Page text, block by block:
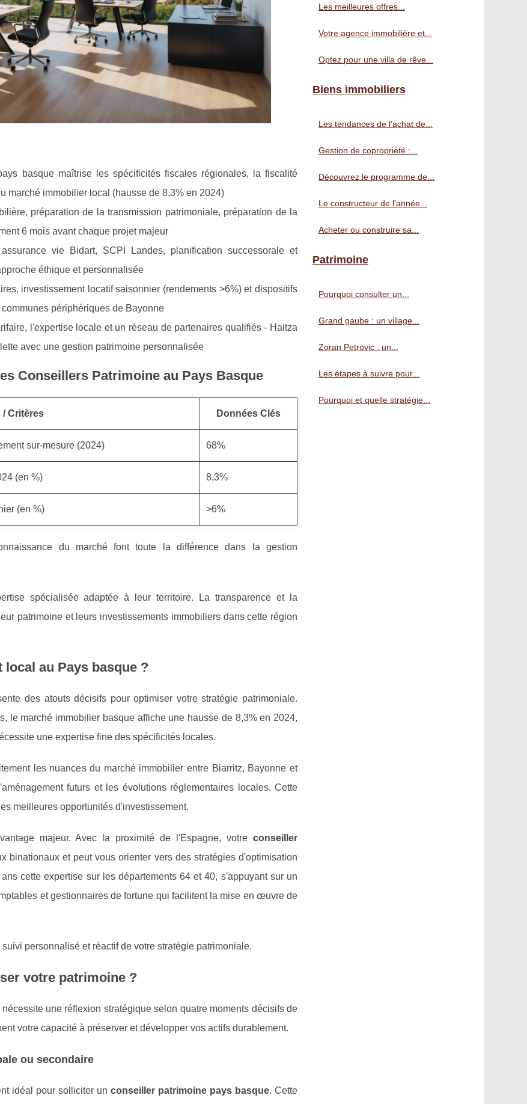
basque maîtrise les spécificités fiscales régionales, la fiscalité
marché immobilier local (hausse de 8,3% en 2024)
préparation de la transmission patrimoniale, préparation de la
6 mois avant chaque projet majeur
vie Bidart, SCPI Landes, planification successorale et
éthique et personnalisée
investissement locatif saisonnier (rendements >6%) et dispositifs
périphériques de Bayonne
l'expertise locale et un réseau de partenaires qualifiés - Haitza
avec une gestion patrimoine personnalisée
Conseillers Patrimoine au Pays Basque
Critères Données Clés
sur-mesure (2024) 68%
(en %) 8,3%
(en %) >6%
du marché font toute la différence dans la gestion
spécialisée adaptée à leur territoire. La transparence et la
patrimoine et leurs investissements immobiliers dans cette région
au Pays basque ?
des atouts décisifs pour optimiser votre stratégie patrimoniale.
le marché immobilier basque affiche une hausse de 8,3% en 2024,
une expertise fine des spécificités locales.
les nuances du marché immobilier entre Biarritz, Bayonne et
futurs et les évolutions réglementaires locales. Cette
meilleures opportunités d'investissement.
majeur. Avec la proximité de l'Espagne, votreconseiller
binationaux et peut vous orienter vers des stratégies d'optimisation
cette expertise sur les départements 64 et 40, s'appuyant sur un
et gestionnaires de fortune qui facilitent la mise en œuvre de
personnalisé et réactif de votre stratégie patrimoniale.
votre patrimoine ?
nécessite une réflexion stratégique selon quatre moments décisifs de
votre capacité à préserver et développer vos actifs durablement.
ou secondaire
idéal pour solliciter un conseiller patrimoine pays basque. Cette
Les meilleures offres...
Votre agence immobilière et...
Optez pour une villa de rêve...
Biens immobiliers
Les tendances de l’achat de...
Gestion de copropriété :...
Découvrez le programme de...
Le constructeur de l'année...
Acheter ou construire sa...
Patrimoine
Pourquoi consulter un...
Grand gaube : un village...
Zoran Petrovic : un...
Les étapes à suivre pour...
Pourquoi et quelle stratégie...